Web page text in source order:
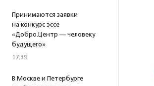
Принимаются заявки
на конкурс эссе
«Добро.Центр — человеку
будущего»
17:39
В Москве и Петербурге